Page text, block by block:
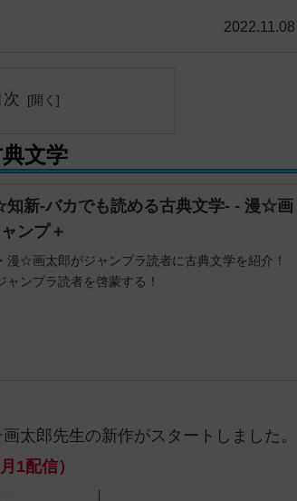
2022.11.08
文学
新-バカでも読める古典文学- - 漫☆画
ンプ＋
漫☆画太郎がジャンプラ読者に古典文学を紹介！
ャンプラ読者を啓蒙する！
太郎先生の新作がスタートしました。
1配信）